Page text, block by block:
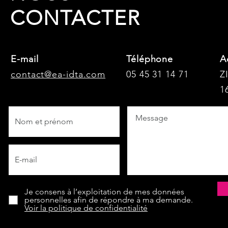
CONTACTER
E-mail
contact@ea-idta.com
Téléphone
05 45 31 14 71
Je consens à l’exploitation de mes données
personnelles afin de répondre à ma demande.
Voir la politique de confidentialité